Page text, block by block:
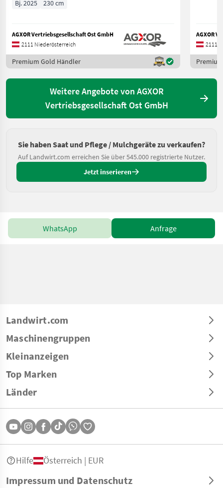
Bj. 2025 230 cm
AGXOR Vertriebsgesellschaft Ost GmbH
2111 Niederösterreich
Premium Gold Händler
AGXOR
2111
Weitere Angebote von AGXOR
Vertriebsgesellschaft Ost GmbH
Sie haben Saat und Pflege / Mulchgeräte zu verkaufen?
Auf Landwirt.com erreichen Sie über 545.000 registrierte Nutzer.
Jetzt inserieren
WhatsApp Anfrage
Landwirt.com
Maschinengruppen
Kleinanzeigen
Top Marken
Länder
Impressum und Datenschutz
Hilfe Österreich | EUR